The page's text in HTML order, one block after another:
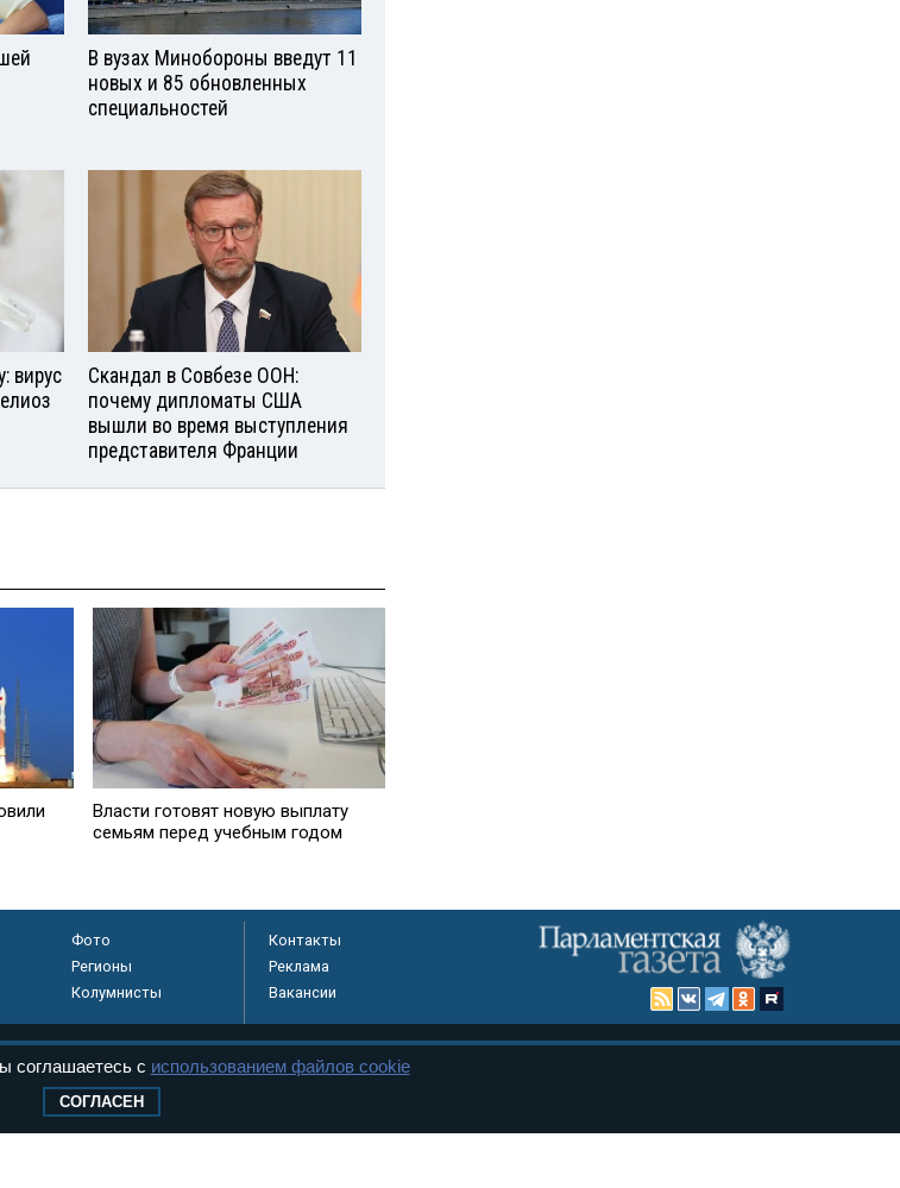
В вузах Минобороны введут 11
новых и 85 обновленных
специальностей
вирус
Скандал в Совбезе ООН:
почему дипломаты США
вышли во время выступления
представителя Франции
Власти готовят новую выплату
семьям перед учебным годом
Фото
Регионы
Колумнисты
Контакты
Реклама
Вакансии
соглашаетесь с использованием файлов cookie
СОГЛАСЕН